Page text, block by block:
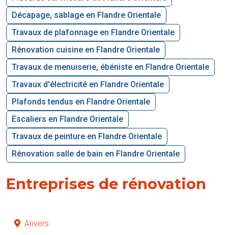
Décapage, sablage en Flandre Orientale
Travaux de plafonnage en Flandre Orientale
Rénovation cuisine en Flandre Orientale
Travaux de menuiserie, ébéniste en Flandre Orientale
Travaux d'électricité en Flandre Orientale
Plafonds tendus en Flandre Orientale
Escaliers en Flandre Orientale
Travaux de peinture en Flandre Orientale
Rénovation salle de bain en Flandre Orientale
Entreprises de rénovation
Anvers